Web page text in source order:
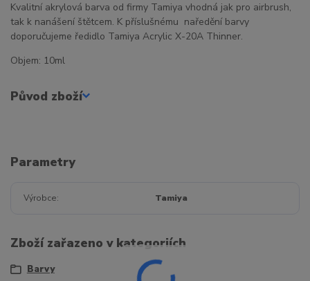
Kvalitní akrylová barva od firmy Tamiya vhodná jak pro airbrush,
tak k nanášení štětcem. K příslušnému naředění barvy
doporučujeme ředidlo Tamiya Acrylic X-20A Thinner.
Objem: 10ml
Původ zboží
Parametry
Výrobce Tamiya
Zboží zařazeno v kategoriích
Barvy